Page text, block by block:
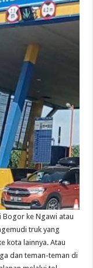
Bogor ke Ngawi atau
truk yang
kota lainnya. Atau
dan teman-teman di